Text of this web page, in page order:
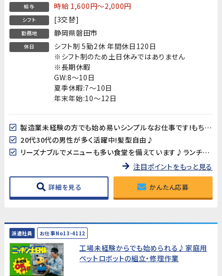
給与 時給 1,600円～2,000円
シフト [3交替]
勤務地 静岡県磐田市
休日
シフト制 5勤2休 年間休日120日
※シフト制のため土日休みではありません
※長期休暇
GW:8～10日
夏季休暇:7～10日
年末年始:10～12日
製造業未経験の方でも始め易いシンプルなお仕事です!もちろん先輩スタッフが丁寧に指導しますので安心してスタートできます!
20代30代の男性が多く活躍中!髪型自由♪
リーズナブルでメニューも多い食堂を備えています♪ランチも楽しみのひとつ!
注目ポイントをもっと見る
詳細を見る かんたん応募
派遣社員 お仕事No13-4112
工場未経験からでも始められる♪家庭用
ペットロボットの組立・修理作業